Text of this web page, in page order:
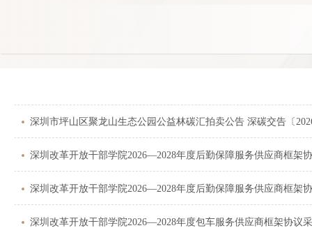
深圳市坪山区聚龙山生态公园公益林碳汇拍卖公告 深碳交告〔
深圳改革开放干部学院2026—2028年度后勤保障服务供应商框架
深圳改革开放干部学院2026—2028年度后勤保障服务供应商框架
深圳改革开放干部学院2026—2028年度包车服务供应商框架协议